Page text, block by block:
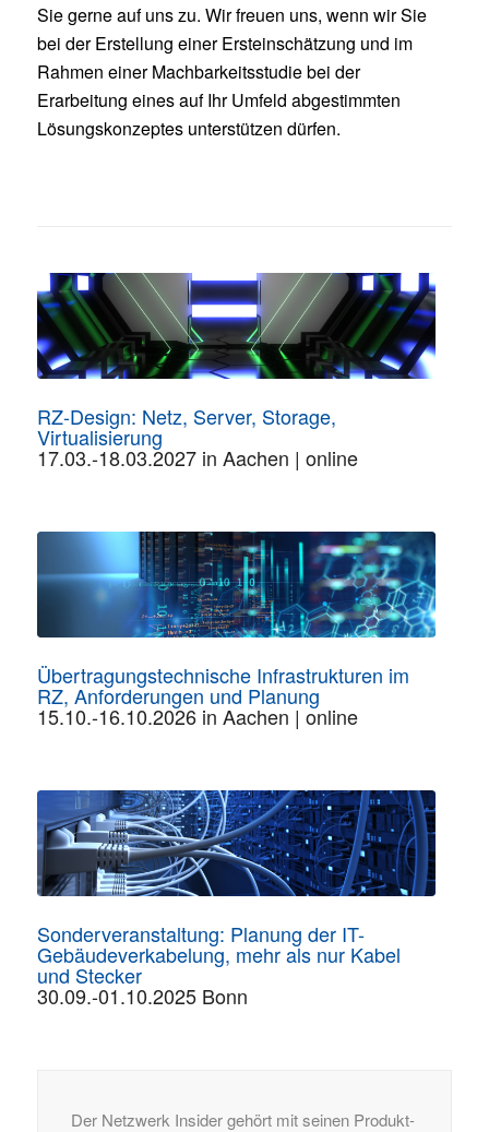
Sie gerne auf uns zu. Wir freuen uns, wenn wir Sie
bei der Erstellung einer Ersteinschätzung und im
Rahmen einer Machbarkeitsstudie bei der
Erarbeitung eines auf Ihr Umfeld abgestimmten
Lösungskonzeptes unterstützen dürfen.
RZ-Design: Netz, Server, Storage,
Virtualisierung
17.03.-18.03.2027 in Aachen | online
Übertragungstechnische Infrastrukturen im
RZ, Anforderungen und Planung
15.10.-16.10.2026 in Aachen | online
Sonderveranstaltung: Planung der IT-
Gebäudeverkabelung, mehr als nur Kabel
und Stecker
30.09.-01.10.2025 Bonn
Der Netzwerk Insider gehört mit seinen Produkt-